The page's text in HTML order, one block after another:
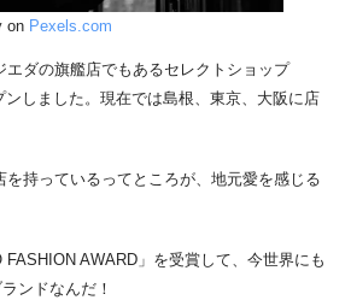
on Pexels.com
エダの旗艦店でもあるセレクトショップ
ンしました。現在では島根、東京、大阪に店
を持っているってところが、地元愛を感じる
AWARD」を受賞して、今世界にも
ンドなんだ！